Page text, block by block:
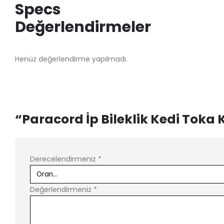
Specs
Değerlendirmeler
Henüz değerlendirme yapılmadı.
“Paracord İp Bileklik Kedi Toka
Derecelendirmeniz *
Değerlendirmeniz *